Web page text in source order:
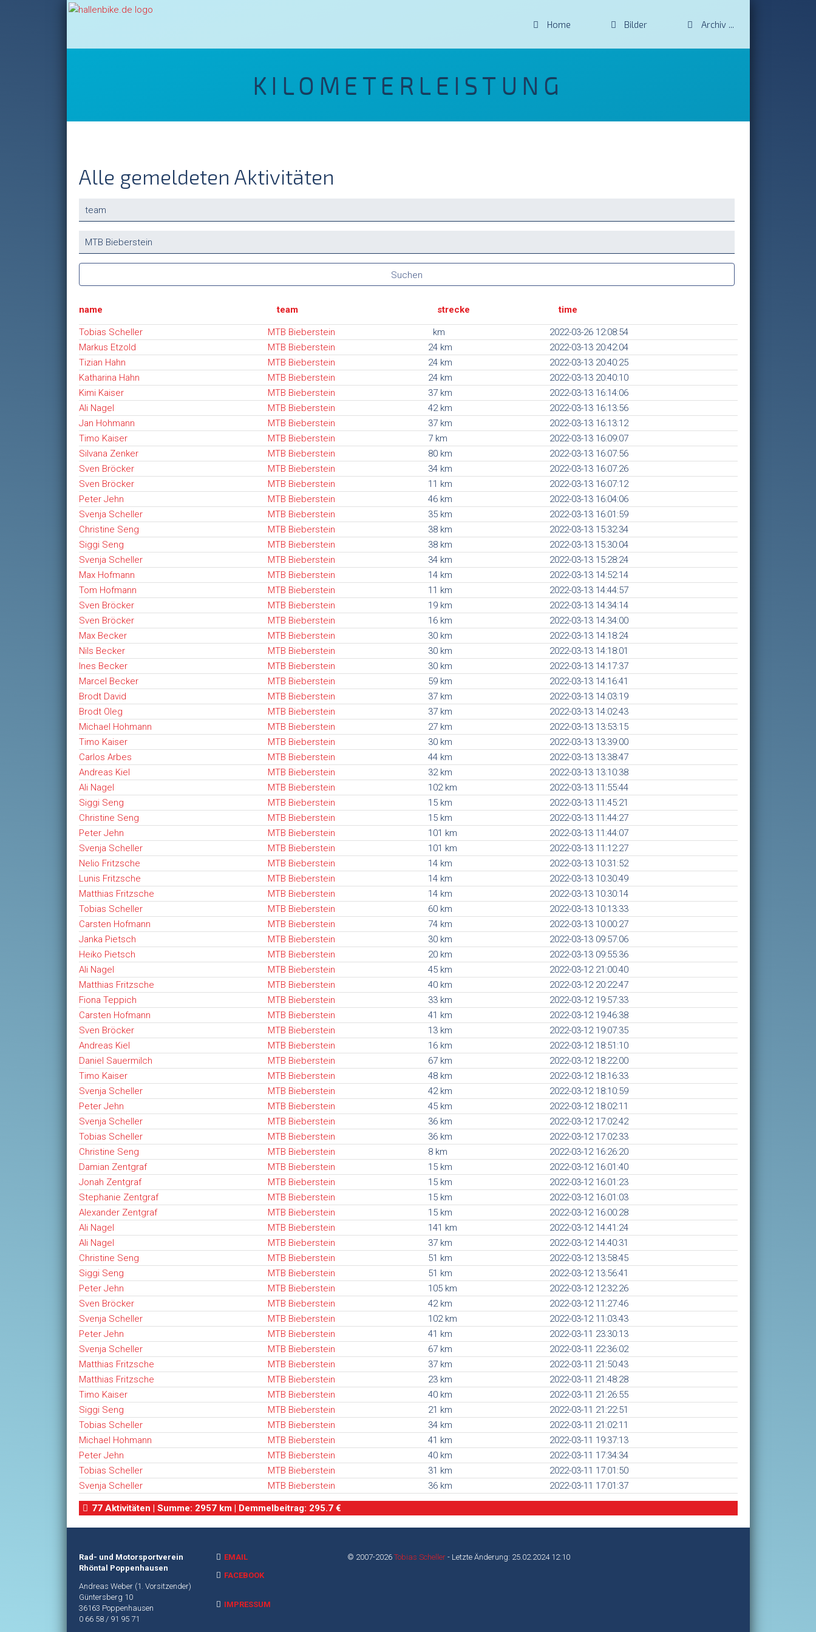
Home Bilder Archiv
KILOMETERLEISTUNG
Alle gemeldeten Aktivitäten
Vorhandene
Felder
Suchbegriffe
Suchen
name team strecke time
Tobias Scheller MTB Bieberstein km
2022-03-26 12:08:54
Markus Etzold
MTB Bieberstein 24 km
2022-03-13 20:42:04
Tizian Hahn
MTB Bieberstein 24 km
2022-03-13 20:40:25
Katharina Hahn
MTB Bieberstein 24 km
2022-03-13 20:40:10
Kimi Kaiser
MTB Bieberstein 37 km
2022-03-13 16:14:06
Ali Nagel
MTB Bieberstein 42 km
2022-03-13 16:13:56
Jan Hohmann
MTB Bieberstein 37 km
2022-03-13 16:13:12
Timo Kaiser
MTB Bieberstein 7 km
2022-03-13 16:09:07
Silvana Zenker
MTB Bieberstein 80 km
2022-03-13 16:07:56
Sven Bröcker
MTB Bieberstein 34 km
2022-03-13 16:07:26
Sven Bröcker
MTB Bieberstein 11 km
2022-03-13 16:07:12
Peter Jehn
MTB Bieberstein 46 km
2022-03-13 16:04:06
Svenja Scheller
MTB Bieberstein 35 km
2022-03-13 16:01:59
Christine Seng
MTB Bieberstein 38 km
2022-03-13 15:32:34
Siggi Seng
MTB Bieberstein 38 km
2022-03-13 15:30:04
Svenja Scheller
MTB Bieberstein 34 km
2022-03-13 15:28:24
Max Hofmann
MTB Bieberstein 14 km
2022-03-13 14:52:14
Tom Hofmann
MTB Bieberstein 11 km
2022-03-13 14:44:57
Sven Bröcker
MTB Bieberstein 19 km
2022-03-13 14:34:14
Sven Bröcker
MTB Bieberstein 16 km
2022-03-13 14:34:00
Max Becker
MTB Bieberstein 30 km
2022-03-13 14:18:24
Nils Becker
MTB Bieberstein 30 km
2022-03-13 14:18:01
Ines Becker
MTB Bieberstein 30 km
2022-03-13 14:17:37
Marcel Becker
MTB Bieberstein 59 km
2022-03-13 14:16:41
Brodt David
MTB Bieberstein 37 km
2022-03-13 14:03:19
Brodt Oleg
MTB Bieberstein 37 km
2022-03-13 14:02:43
Michael Hohmann
MTB Bieberstein 27 km
2022-03-13 13:53:15
Timo Kaiser
MTB Bieberstein 30 km
2022-03-13 13:39:00
Carlos Arbes
MTB Bieberstein 44 km
2022-03-13 13:38:47
Andreas Kiel
MTB Bieberstein 32 km
2022-03-13 13:10:38
Ali Nagel
MTB Bieberstein 102 km
2022-03-13 11:55:44
Siggi Seng
MTB Bieberstein 15 km
2022-03-13 11:45:21
Christine Seng
MTB Bieberstein 15 km
2022-03-13 11:44:27
Peter Jehn
MTB Bieberstein 101 km
2022-03-13 11:44:07
Svenja Scheller
MTB Bieberstein 101 km
2022-03-13 11:12:27
Nelio Fritzsche
MTB Bieberstein 14 km
2022-03-13 10:31:52
Lunis Fritzsche
MTB Bieberstein 14 km
2022-03-13 10:30:49
Matthias Fritzsche
MTB Bieberstein 14 km
2022-03-13 10:30:14
Tobias Scheller
MTB Bieberstein 60 km
2022-03-13 10:13:33
Carsten Hofmann
MTB Bieberstein 74 km
2022-03-13 10:00:27
Janka Pietsch
MTB Bieberstein 30 km
2022-03-13 09:57:06
Heiko Pietsch
MTB Bieberstein 20 km
2022-03-13 09:55:36
Ali Nagel
MTB Bieberstein 45 km
2022-03-12 21:00:40
Matthias Fritzsche
MTB Bieberstein 40 km
2022-03-12 20:22:47
Fiona Teppich
MTB Bieberstein 33 km
2022-03-12 19:57:33
Carsten Hofmann
MTB Bieberstein 41 km
2022-03-12 19:46:38
Sven Bröcker
MTB Bieberstein 13 km
2022-03-12 19:07:35
Andreas Kiel
MTB Bieberstein 16 km
2022-03-12 18:51:10
Daniel Sauermilch
MTB Bieberstein 67 km
2022-03-12 18:22:00
Timo Kaiser
MTB Bieberstein 48 km
2022-03-12 18:16:33
Svenja Scheller
MTB Bieberstein 42 km
2022-03-12 18:10:59
Peter Jehn
MTB Bieberstein 45 km
2022-03-12 18:02:11
Svenja Scheller
MTB Bieberstein 36 km
2022-03-12 17:02:42
Tobias Scheller
MTB Bieberstein 36 km
2022-03-12 17:02:33
Christine Seng
MTB Bieberstein 8 km
2022-03-12 16:26:20
Damian Zentgraf
MTB Bieberstein 15 km
2022-03-12 16:01:40
Jonah Zentgraf
MTB Bieberstein 15 km
2022-03-12 16:01:23
Stephanie Zentgraf
MTB Bieberstein 15 km
2022-03-12 16:01:03
Alexander Zentgraf
MTB Bieberstein 15 km
2022-03-12 16:00:28
Ali Nagel
MTB Bieberstein 141 km
2022-03-12 14:41:24
Ali Nagel
MTB Bieberstein 37 km
2022-03-12 14:40:31
Christine Seng
MTB Bieberstein 51 km
2022-03-12 13:58:45
Siggi Seng
MTB Bieberstein 51 km
2022-03-12 13:56:41
Peter Jehn
MTB Bieberstein 105 km
2022-03-12 12:32:26
Sven Bröcker
MTB Bieberstein 42 km
2022-03-12 11:27:46
Svenja Scheller
MTB Bieberstein 102 km
2022-03-12 11:03:43
Peter Jehn
MTB Bieberstein 41 km
2022-03-11 23:30:13
Svenja Scheller
MTB Bieberstein 67 km
2022-03-11 22:36:02
Matthias Fritzsche
MTB Bieberstein 37 km
2022-03-11 21:50:43
Matthias Fritzsche
MTB Bieberstein 23 km
2022-03-11 21:48:28
Timo Kaiser
MTB Bieberstein 40 km
2022-03-11 21:26:55
Siggi Seng
MTB Bieberstein 21 km
2022-03-11 21:22:51
Tobias Scheller
MTB Bieberstein 34 km
2022-03-11 21:02:11
Michael Hohmann
MTB Bieberstein 41 km
2022-03-11 19:37:13
Peter Jehn
MTB Bieberstein 40 km
2022-03-11 17:34:34
Tobias Scheller
MTB Bieberstein 31 km
2022-03-11 17:01:50
Svenja Scheller
MTB Bieberstein 36 km 2022-03-11 17:01:37
77 Aktivitäten | Summe: 2957 km | Demmelbeitrag: 295.7 €
Rad- und Motorsportverein
Rhöntal Poppenhausen
Andreas Weber (1. Vorsitzender)
Güntersberg 10
36163 Poppenhausen
0 66 58 / 91 95 71
EMAIL
FACEBOOK
IMPRESSUM
© 2007-2026 Tobias Scheller- Letzte Änderung: 25.02.2024 12:10